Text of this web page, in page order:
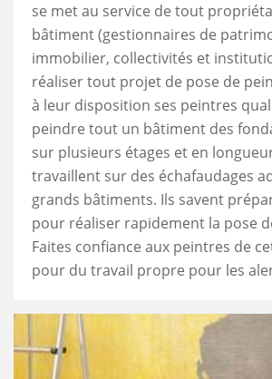
se met au service de tout
bâtiment (gestionnaires de
immobilier, collectivités et
réaliser tout projet de pose de
à leur disposition ses peintres
peindre tout un bâtiment des
sur plusieurs étages et en
travaillent sur des échafaudages
grands bâtiments. Ils savent
pour réaliser rapidement la pose
Faites confiance aux peintres de
pour du travail propre pour les